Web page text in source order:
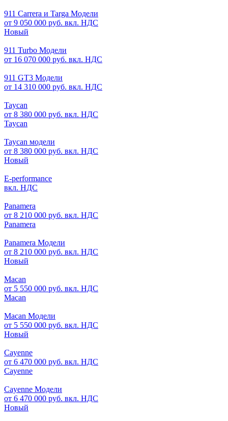
911 Carrera и Targa Модели
от 9 050 000 руб. вкл. НДС
Новый
911 Turbo Модели
от 16 070 000 руб. вкл. НДС
911 GT3 Модели
от 14 310 000 руб. вкл. НДС
Taycan
от 8 380 000 руб. вкл. НДС
Taycan
Taycan модели
от 8 380 000 руб. вкл. НДС
Новый
E-performance
вкл. НДС
Panamera
от 8 210 000 руб. вкл. НДС
Panamera
Panamera Модели
от 8 210 000 руб. вкл. НДС
Новый
Macan
от 5 550 000 руб. вкл. НДС
Macan
Macan Модели
от 5 550 000 руб. вкл. НДС
Новый
Cayenne
от 6 470 000 руб. вкл. НДС
Cayenne
Cayenne Модели
от 6 470 000 руб. вкл. НДС
Новый